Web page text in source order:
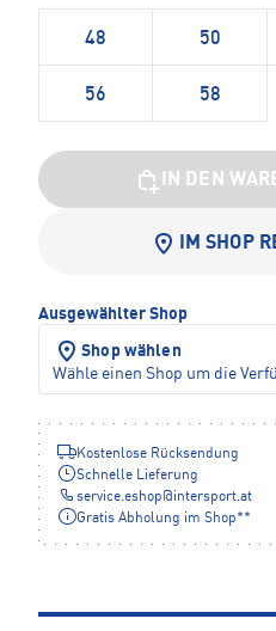
48 50
56 58
IN DEN
IM SHOP
Ausgewählter Shop
Shop wählen
Wähle einen Shop um die
Kostenlose Rücksendung
Schnelle Lieferung
service.eshop@intersport.at
Gratis Abholung im Shop**